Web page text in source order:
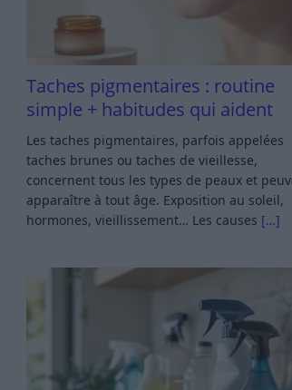
Taches pigmentaires : routine
simple + habitudes qui aident
Les taches pigmentaires, parfois appelées
taches brunes ou taches de vieillesse,
concernent tous les types de peaux et
apparaître à tout âge. Exposition au soleil,
hormones, vieillissement… Les causes […]